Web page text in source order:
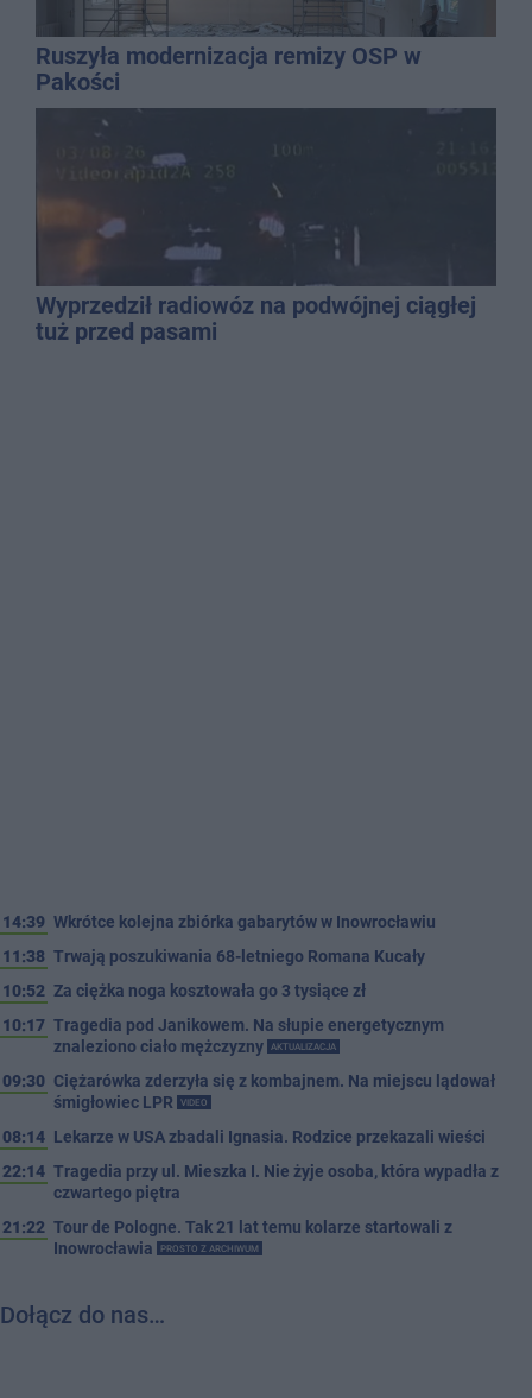
Ruszyła modernizacja remizy OSP w
Pakości
Wyprzedził radiowóz na podwójnej ciągłej
tuż przed pasami
14:39 Wkrótce kolejna zbiórka gabarytów w Inowrocławiu
11:38 Trwają poszukiwania 68-letniego Romana Kucały
10:52 Za ciężka noga kosztowała go 3 tysiące zł
10:17 Tragedia pod Janikowem. Na słupie energetycznym
znaleziono ciało mężczyzny
AKTUALIZACJA
09:30 Ciężarówka zderzyła się z kombajnem. Na miejscu lądował
śmigłowiec LPR
VIDEO
08:14 Lekarze w USA zbadali Ignasia. Rodzice przekazali wieści
22:14 Tragedia przy ul. Mieszka I. Nie żyje osoba, która wypadła z
czwartego piętra
21:22 Tour de Pologne. Tak 21 lat temu kolarze startowali z
Inowrocławia
PROSTO Z ARCHIWUM
Dołącz do nas…